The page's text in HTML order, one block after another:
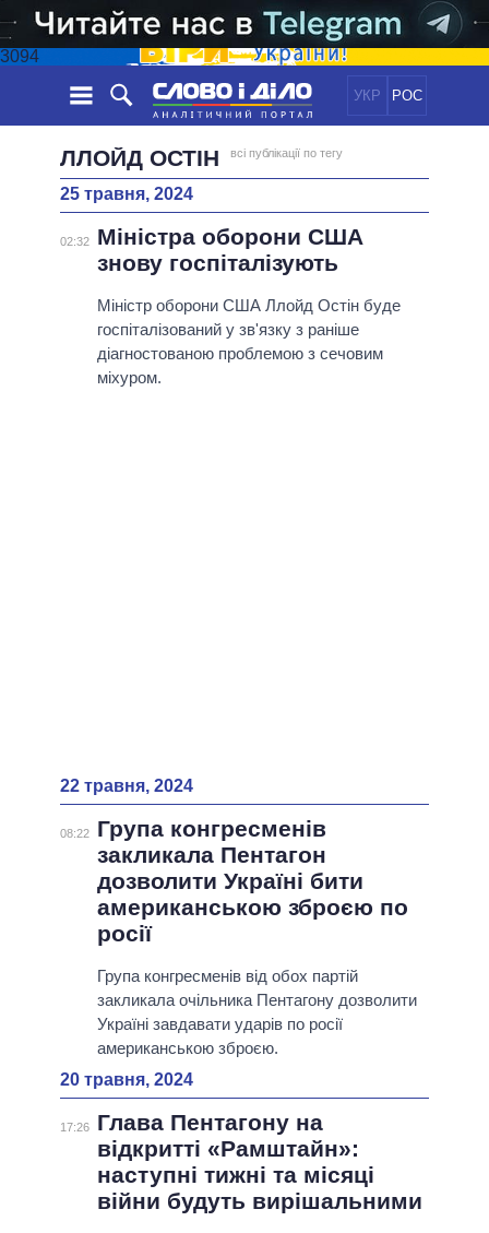
3094
УКР РОС
НОВИНИ
СТРІЧКА
ПОДІЇ
СТАТТІ
ДУМКИ
ОГЛЯДИ
ДАЙДЖЕСТИ
ЕКОНОМІКА
СУСПІЛЬСТВО
СВІТ
ПОЛIТИКИ
УСІ ПОЛІТИКИ
ПРЕЗИДЕНТ І ОФІС
ВЕРХОВНА РАДА
ІНФОГРАФІКА
ВІДЕО
ЛЛОЙД ОСТІН всі публікації по тегу
25 травня, 2024
02:32
Міністра оборони США
знову госпіталізують
Міністр оборони США Ллойд Остін буде
госпіталізований у зв'язку з раніше
діагностованою проблемою з сечовим
міхуром.
22 травня, 2024
08:22
Група конгресменів
закликала Пентагон
дозволити Україні бити
американською зброєю по
росії
Група конгресменів від обох партій
закликала очільника Пентагону дозволити
Україні завдавати ударів по росії
американською зброєю.
20 травня, 2024
17:26
Глава Пентагону на
відкритті «Рамштайн»:
наступні тижні та місяці
війни будуть вирішальними